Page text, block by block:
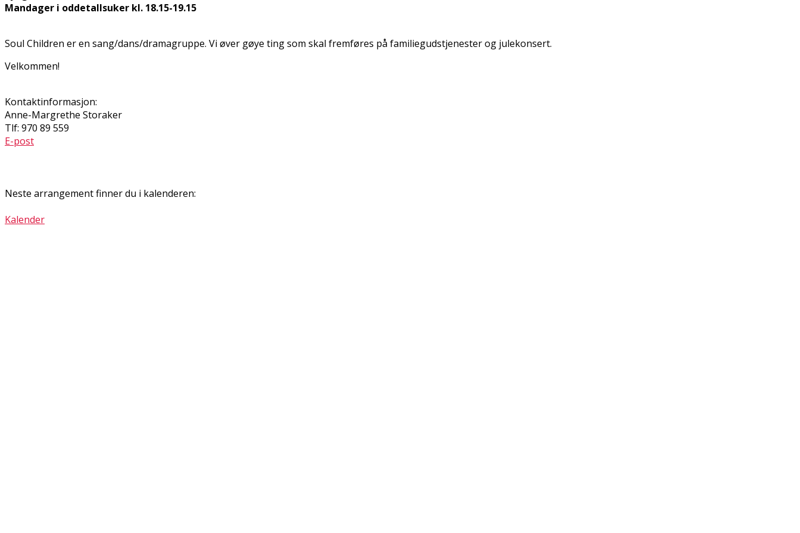
Mandager i oddetallsuker kl. 18.15-19.15
Soul Children er en sang/dans/dramagruppe. Vi øver gøye ting som skal fremføres på familiegudstjenester og julekonsert.
Velkommen!
Kontaktinformasjon:
Anne-Margrethe Storaker
Tlf: 970 89 559
E-post
Neste arrangement finner du i kalenderen:
Kalender